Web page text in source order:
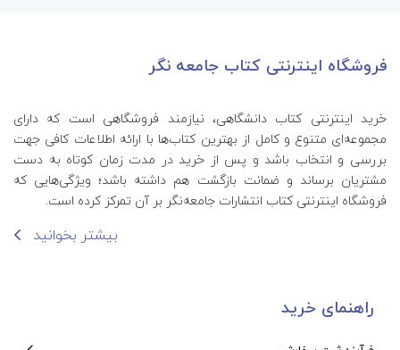
فروشگاه اینترنتی کتاب جامعه نگر
خرید اینترنتی کتاب‌ دانشگاهی، نیازمند فروشگاهی است که دارای
مجموعه‌ای متنوع و کامل از بهترین کتاب‌ها با ارائه اطلاعات کافی جهت
بررسی و انتخاب باشد و پس از خرید در مدت زمان کوتاه به دست
مشتریان برساند و ضمانت بازگشت هم داشته باشد؛ ویژگی‌هایی که
فروشگاه اینترنتی کتاب انتشارات جامعه‌نگر بر آن تمرکز کرده است.
بیشتر بخوانید
راهنمای خرید